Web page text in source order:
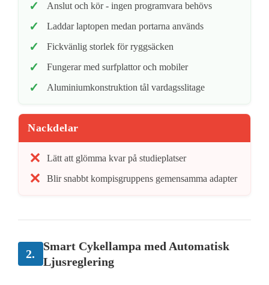
Anslut och kör - ingen programvara behövs
Laddar laptopen medan portarna används
Fickvänlig storlek för ryggsäcken
Fungerar med surfplattor och mobiler
Aluminiumkonstruktion tål vardagsslitage
Nackdelar
Lätt att glömma kvar på studieplatser
Blir snabbt kompisgruppens gemensamma adapter
2.
Smart Cykellampa med Automatisk
Ljusreglering